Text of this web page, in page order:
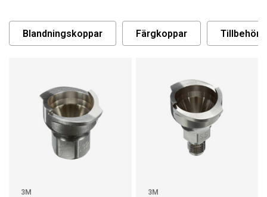
Blandningskoppar Färgkoppar Tillbehör
3M 3M